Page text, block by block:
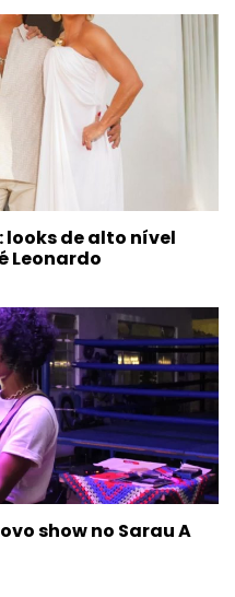
looks de alto nível
Leonardo
show no Sarau A